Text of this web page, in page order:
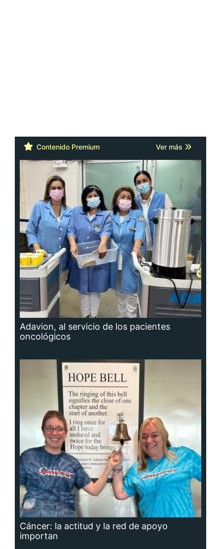
Contenido Premium Ver más
Adavion, al servicio de los pacientes
oncológicos
Cáncer: la actitud y la red de apoyo
importan